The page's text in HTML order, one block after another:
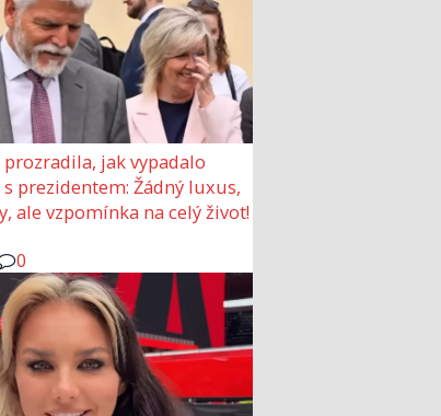
prozradila, jak vypadalo
prezidentem: Žádný luxus,
ale vzpomínka na celý život!
0